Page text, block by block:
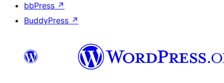
bbPress ↗
BuddyPress ↗